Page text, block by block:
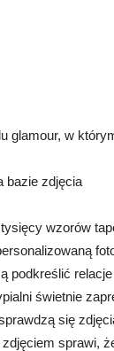
glamour, w
bazie zdjęcia
wzorów
podkreślić
świetnie
się
sprawi,